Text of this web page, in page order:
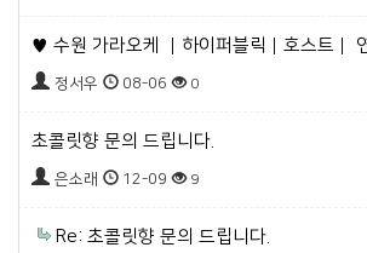
♥️ 수원 가라오케 ｜하이퍼블릭｜호스트
정서우 08-06 0
초콜릿향 문의 드립니다.
은소래 12-09 9
Re: 초콜릿향 문의 드립니다.